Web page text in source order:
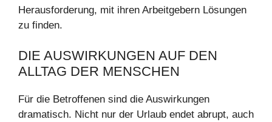
Herausforderung, mit ihren Arbeitgebern Lösungen
zu finden.
DIE AUSWIRKUNGEN AUF DEN
ALLTAG DER MENSCHEN
Für die Betroffenen sind die Auswirkungen
dramatisch. Nicht nur der Urlaub endet abrupt, auch